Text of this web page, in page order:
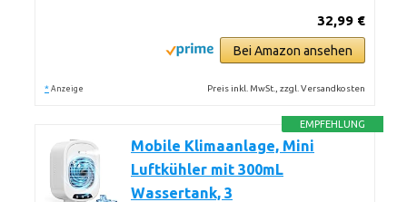
32,99 €
Bei Amazon ansehen
* Anzeige Preis inkl. MwSt., zzgl. Versandkosten
EMPFEHLUNG
Mobile Klimaanlage, Mini
Luftkühler mit 300mL
Wassertank, 3